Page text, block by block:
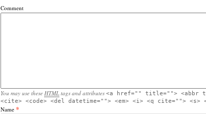
Comment
You may use these HTML tags and attributes <a href="" title=""> <abbr
<cite> <code> <del datetime=""> <em> <i> <q cite=""> <s>
Name *